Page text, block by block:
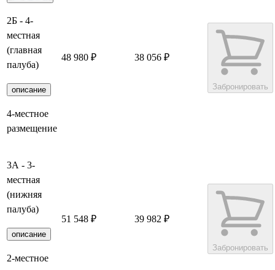
2Б - 4-
местная
(главная
палуба)
описание
4-местное
размещение
48 980 ₽ 38 056 ₽
Забронировать
3А - 3-
местная
(нижняя
палуба)
описание
2-местное
51 548 ₽ 39 982 ₽
Забронировать